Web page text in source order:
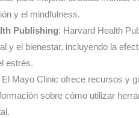
y el mindfulness.
Publishing: Harvard Health
y el bienestar, incluyendo la
estrés.
El Mayo Clinic ofrece recursos y
sobre cómo utilizar